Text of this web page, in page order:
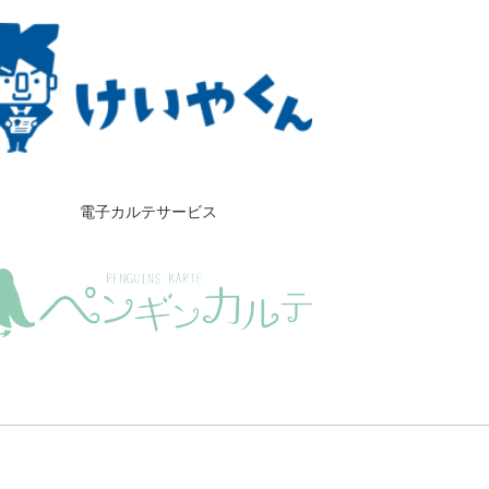
電子カルテサービス